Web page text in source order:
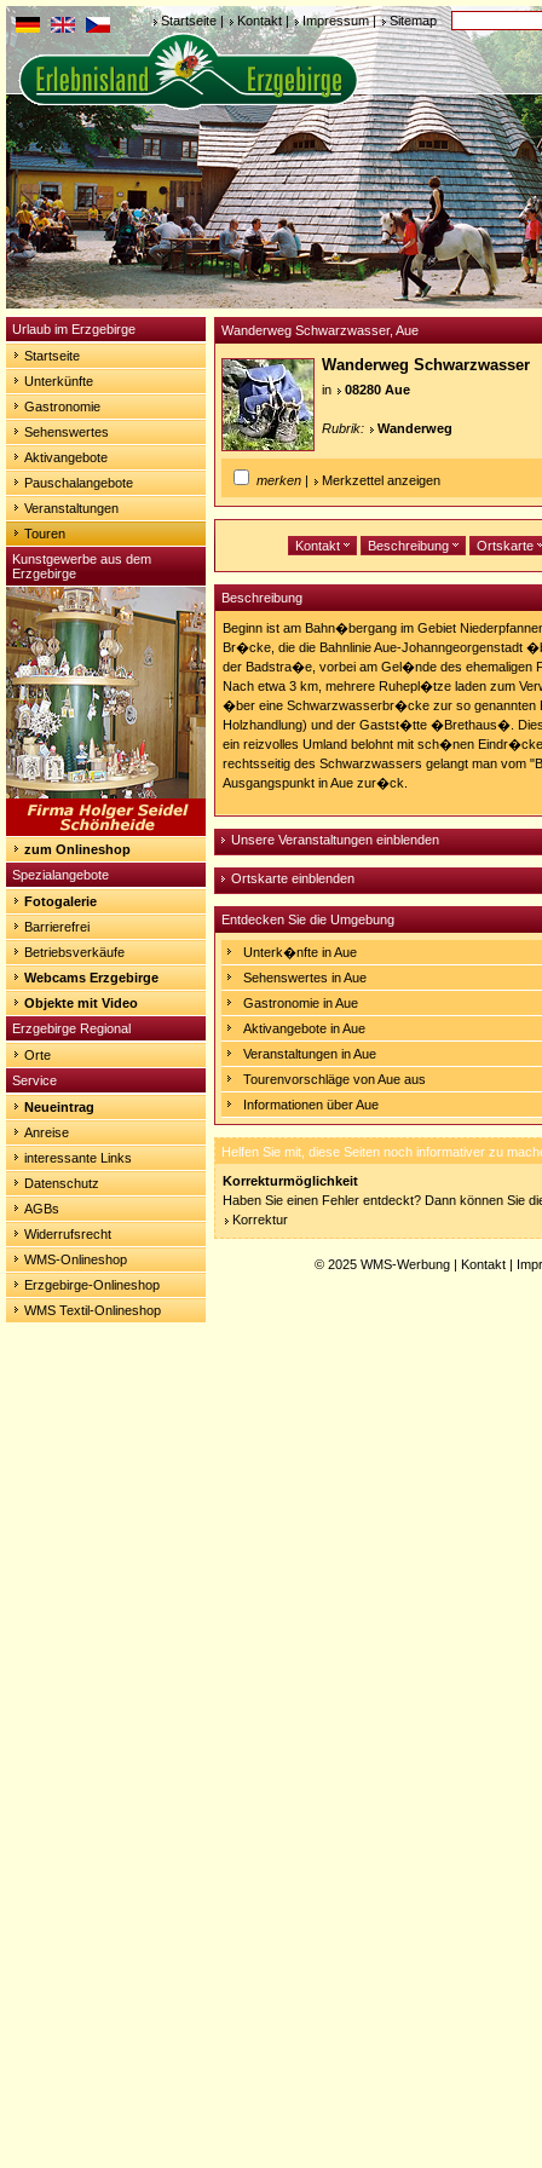
Startseite| Kontakt| Impressum| Sitemap
Urlaub im Erzgebirge
Startseite
Unterkünfte
Gastronomie
Sehenswertes
Aktivangebote
Pauschalangebote
Veranstaltungen
Touren
Kunstgewerbe aus dem
Erzgebirge
zum Onlineshop
Spezialangebote
Fotogalerie
Barrierefrei
Betriebsverkäufe
Webcams Erzgebirge
Objekte mit Video
Erzgebirge Regional
Orte
Service
Neueintrag
Anreise
interessante Links
Datenschutz
AGBs
Widerrufsrecht
WMS-Onlineshop
Erzgebirge-Onlineshop
WMS Textil-Onlineshop
Wanderweg Schwarzwasser, Aue
Wanderweg Schwarzwasser
in 08280 Aue
Rubrik: Wanderweg
merken | Merkzettel anzeigen
Kontakt Beschreibung Ortskarte
Beschreibung
Beginn ist am Bahn�bergang im Gebiet
Br�cke, die die Bahnlinie Aue-Johanngeorgenstadt
der Badstra�e, vorbei am Gel�nde des ehemaligen
Nach etwa 3 km, mehrere Ruhepl�tze laden zum
�ber eine Schwarzwasserbr�cke zur so genannten
Holzhandlung) und der Gastst�tte �Brethaus�.
ein reizvolles Umland belohnt mit sch�nen
rechtsseitig des Schwarzwassers gelangt man vom
Ausgangspunkt in Aue zur�ck.
Unsere Veranstaltungen einblenden
Ortskarte einblenden
Entdecken Sie die Umgebung
Unterk�nfte in Aue
Sehenswertes in Aue
Gastronomie in Aue
Aktivangebote in Aue
Veranstaltungen in Aue
Tourenvorschläge von Aue aus
Informationen über Aue
Helfen Sie mit, diese Seiten noch informativer zu
Korrekturmöglichkeit
Haben Sie einen Fehler entdeckt? Dann können Sie
Korrektur
© 2025 WMS-Werbung | Kontakt |